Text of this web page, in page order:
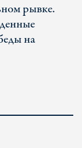
рывке.
на